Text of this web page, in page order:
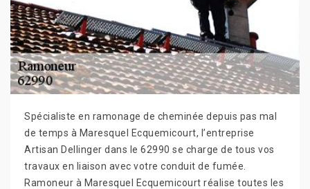
Spécialiste en ramonage de cheminée depuis pas mal
de temps à Maresquel Ecquemicourt, l’entreprise
Artisan Dellinger dans le 62990 se charge de tous vos
travaux en liaison avec votre conduit de fumée.
Ramoneur à Maresquel Ecquemicourt réalise toutes les